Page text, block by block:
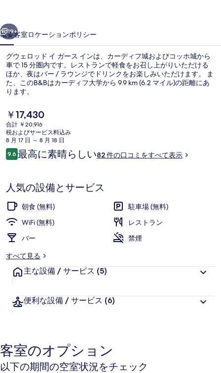
ガ
ー
ス
イ
ン
の
写
真
ギ
ラ
リ
ー
19+
概要客室ロケーションポリシー
グウェロッド イ ガース インは、カーディフ城およびコッホ城から
車で 15 分圏内です。レストランで軽食をお召し上がりいただける
ほか、夜はバー / ラウンジでドリンクをお楽しみいただけます。 ま
た、このB&Bはカーディフ大学から 9.9 km (6.2 マイル)の距離にあ
ります。
現
在
の
料
金
は
す
￥17,430
合計 ￥20,916
税およびサービス料込み
8 月 17 日 ～ 8 月 18 日
口
コ
9.610段階中9.6
最高に素晴らしい82 件の口コミをすべて表示
人気の設備とサービス
朝食 (無料)
駐車場 (無料)
WiFi (無料)
レストラン
バー
禁煙
すべて見る
主な設備 / サービス (5)
便利な設備 / サービス (6)
客室のオプション
以下の期間の空室状況をチェック